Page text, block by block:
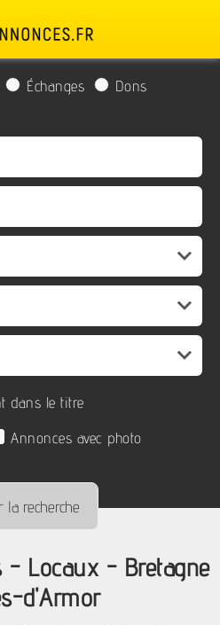
Échanges
Dons
dans le titre
Annonces avec photo
- Locaux - Bretagne
d'Armor